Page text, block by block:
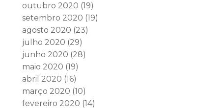
outubro 2020 (19)
setembro 2020 (19)
agosto 2020 (23)
julho 2020 (29)
junho 2020 (28)
maio 2020 (19)
abril 2020 (16)
março 2020 (10)
fevereiro 2020 (14)